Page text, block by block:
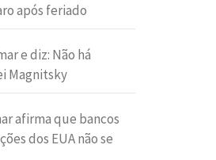
após feriado
e diz: Não há
Magnitsky
afirma que bancos
dos EUA não se